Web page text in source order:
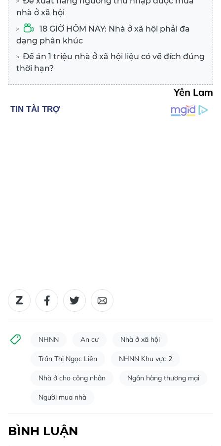
nhà ở xã hội
18 GIỜ HÔM NAY: Nhà ở xã hội phải đa
dạng phân khúc
Đề án 1 triệu nhà ở xã hội liệu có về đích đúng
thời hạn?
Yên Lam
NHNN An cư Nhà ở xã hội
Trần Thị Ngọc Liên NHNN Khu vực 2
Nhà ở cho công nhân Ngân hàng thương mại
Người mua nhà
BÌNH LUẬN